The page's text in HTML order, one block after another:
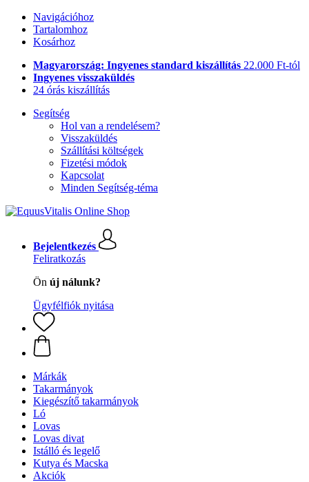
Navigációhoz
Tartalomhoz
Kosárhoz
Magyarország: Ingyenes standard kiszállítás 22.000 Ft-tól
Ingyenes visszaküldés
24 órás kiszállítás
Segítség
Hol van a rendelésem?
Visszaküldés
Szállítási költségek
Fizetési módok
Kapcsolat
Minden Segítség-téma
Bejelentkezés
Feliratkozás
Ön új nálunk?
Ügyfélfiók nyitása
Márkák
Takarmányok
Kiegészítő takarmányok
Ló
Lovas
Lovas divat
Istálló és legelő
Kutya és Macska
Akciók